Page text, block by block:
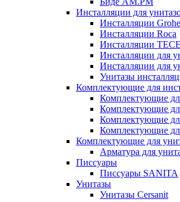
Инсталляции для
Инсталляции Grohe
Инсталляции Roca
Инсталляции TECE
Инсталляции для
Инсталляции для
Унитазы
Комплектующие для
Комплектующие
Комплектующие
Комплектующие
Комплектующие
Комплектующие для
Арматура для
Писсуары
Писсуары SANITA
Унитазы
Унитазы Cersanit